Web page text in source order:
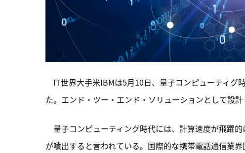
IT世界大手米IBMは5月10日、量子コンピューティグ
た。エンド・ツー・エンド・ソリューションとして設計
量子コンピューティング時代には、 計算速度が飛躍
が噴出すると言われている。国際的な携帯電話通信業